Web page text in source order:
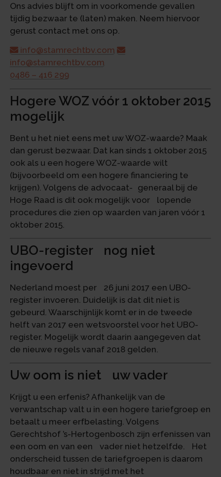
Ons advies blijft om in voorkomende gevallen
tijdig bezwaar te (laten) maken. Neem hiervoor
gerust contact met ons op.
info@stamrechtbv.com
info@stamrechtbv.com
0486 – 416 299
Hogere WOZ vóór 1 oktober 2015
mogelijk
Bent u het niet eens met uw WOZ-waarde? Maak
dan gerust bezwaar. Dat kan sinds 1 oktober 2015
ook als u een hogere WOZ-waarde wilt
(bijvoorbeeld om een hogere financiering te
krijgen). Volgens de advocaat- generaal bij de
Hoge Raad is dit ook mogelijk voor lopende
procedures die zien op waarden van jaren vóór 1
oktober 2015.
UBO-register nog niet
ingevoerd
Nederland moest per 26 juni 2017 een UBO-
register invoeren. Duidelijk is dat dit niet is
gebeurd. Waarschijnlijk komt er in de tweede
helft van 2017 een wetsvoorstel voor het UBO-
register. Mogelijk wordt daarin aangegeven dat
de nieuwe regels vanaf 2018 gelden.
Uw oom is niet uw vader
Krijgt u een erfenis? Afhankelijk van de
verwantschap valt u in een hogere tariefgroep en
betaalt u meer erfbelasting. Volgens
Gerechtshof ’s-Hertogenbosch zijn erfenissen van
een oom en van een vader niet hetzelfde. Het
onderscheid tussen de tariefgroepen is daarom
houdbaar en niet in strijd met het